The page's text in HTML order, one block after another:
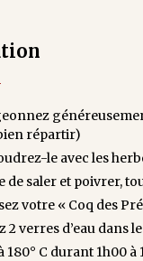
répartir)
le avec les
de saler et poivrer,
votre « Coq des
2 verres d’eau dans
180° C durant 1h00